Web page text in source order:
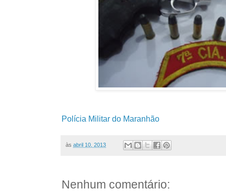
Polícia Militar do Maranhão
às abril 10, 2013
Nenhum comentário: